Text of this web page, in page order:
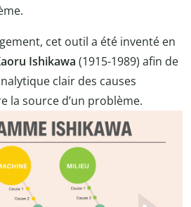
cet outil a été inventé en
Ishikawa (1915-1989) afin de
clair des causes
la source d’un problème.